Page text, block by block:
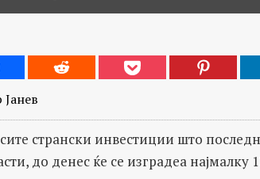
странски инвестиции што
до денес ќе се изградеа најмалку